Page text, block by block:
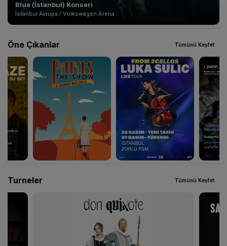
Blue (İstanbul) Konseri
İstanbul Avrupa / Volkswagen Arena
Öne Çıkanlar Tümünü Keşfet
Turneler Tümünü Keşfet